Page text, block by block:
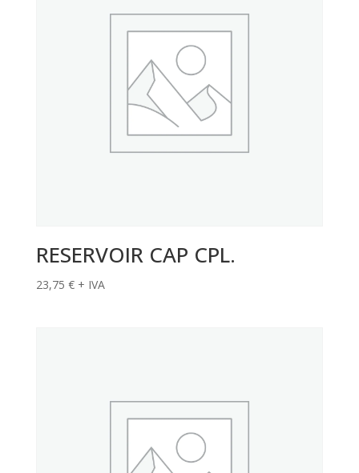
RESERVOIR CAP CPL.
23,75 € + IVA